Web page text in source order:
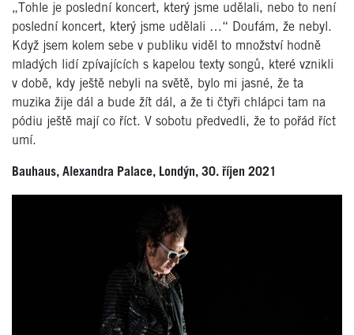
„Tohle je poslední koncert, který jsme udělali, nebo to není
poslední koncert, který jsme udělali …“ Doufám, že nebyl.
Když jsem kolem sebe v publiku viděl to množství hodně
mladých lidí zpívajících s kapelou texty songů, které vznikli
v době, kdy ještě nebyli na světě, bylo mi jasné, že ta
muzika žije dál a bude žít dál, a že ti čtyři chlápci tam na
pódiu ještě mají co říct. V sobotu předvedli, že to pořád říct
umí.
Bauhaus, Alexandra Palace, Londýn, 30. říjen 2021